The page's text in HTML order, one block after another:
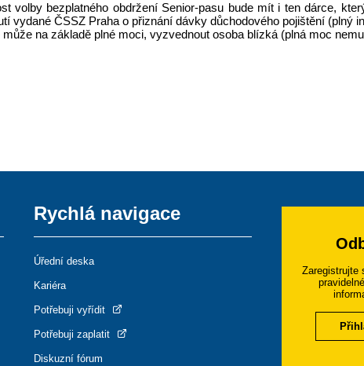
bezplatného obdržení Senior-pasu bude mít i ten dárce,
ČSSZ Praha o přiznání dávky důchodového pojištění (plný
na základě plné moci, vyzvednout osoba blízká (plná moc
Rychlá navigace
Úřední deska
Kariéra
Potřebuji vyřídit
Potřebuji zaplatit
Diskuzní fórum
Zaregistrujte